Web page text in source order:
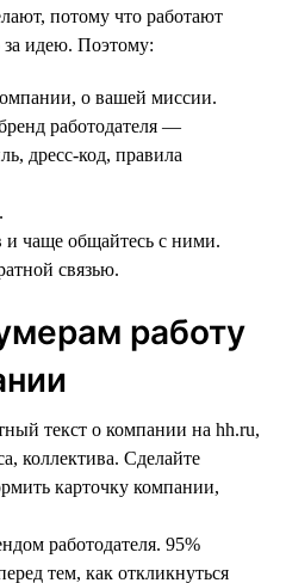
потому что работают
за идею. Поэтому:
о вашей миссии.
работодателя —
дресс-код, правила
и чаще общайтесь с ними.
связью.
работу
текст о компании на hh.ru,
коллектива. Сделайте
карточку компании,
работодателя. 95%
тем, как откликнуться